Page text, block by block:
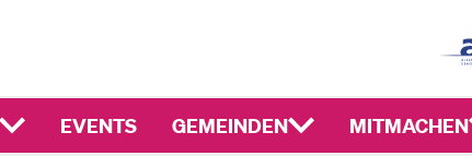
EVENTS GEMEINDEN MITMACHEN